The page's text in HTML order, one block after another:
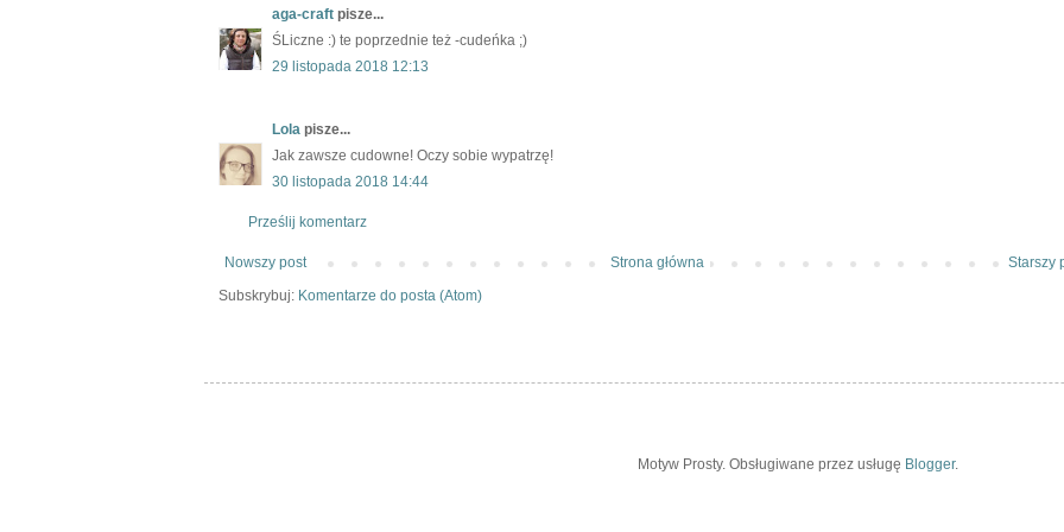
aga-craft pisze...
ŚLiczne :) te poprzednie też -cudeńka ;)
29 listopada 2018 12:13
Lola pisze...
Jak zawsze cudowne! Oczy sobie wypatrzę!
30 listopada 2018 14:44
Prześlij komentarz
Nowszy post Starszy
Strona główna
Subskrybuj: Komentarze do posta (Atom)
Motyw Prosty. Obsługiwane przez usługę Blogger.